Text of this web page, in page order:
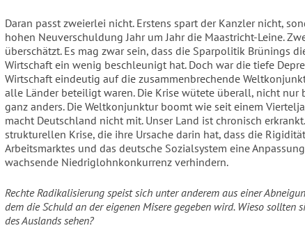
Daran passt zweierlei nicht. Erstens spart der Kanzler nicht,
hohen Neuverschuldung Jahr um Jahr die Maastricht-Leine.
überschätzt. Es mag zwar sein, dass die Sparpolitik Brünings
Wirtschaft ein wenig beschleunigt hat. Doch war die tiefe
Wirtschaft eindeutig auf die zusammenbrechende
alle Länder beteiligt waren. Die Krise wütete überall, nicht nur
ganz anders. Die Weltkonjunktur boomt wie seit einem
macht Deutschland nicht mit. Unser Land ist chronisch
strukturellen Krise, die ihre Ursache darin hat, dass die
Arbeitsmarktes und das deutsche Sozialsystem eine
wachsende Niedriglohnkonkurrenz verhindern.
Rechte Radikalisierung speist sich unter anderem aus einer
dem die Schuld an der eigenen Misere gegeben wird. Wieso sollten
des Auslands sehen?